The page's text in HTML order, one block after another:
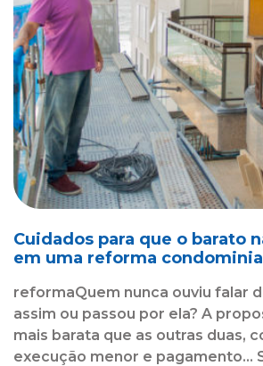
Cuidados para que o barato
em uma reforma condominial
reformaQuem nunca ouviu falar
assim ou passou por ela? A
mais barata que as outras duas,
execução menor e pagamento...